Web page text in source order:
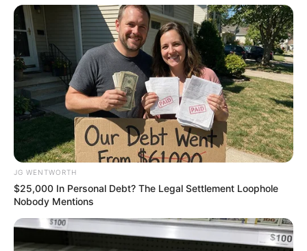
Why this ordinary drink is the secret to feeling your
best every day
CTA FAVORITE
Clothes And Shoes Are The Real Challenges For This
Family!
BRAINBERRIES
JG WENTWORTH
$25,000 In Personal Debt? The Legal Settlement Loophole
Nobody Mentions